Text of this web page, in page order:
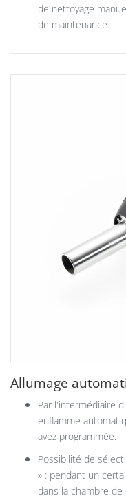
de nettoyage
de maintenance.
​Allumage
Par l'intermédiaire
enflamme
avez programmée.
Possibilité de
» : pendant un
dans la chambre